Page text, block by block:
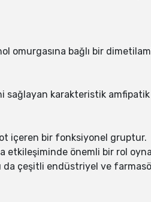
omurgasına bağlı bir
sağlayan karakteristik
içeren bir fonksiyonel gruptur.
etkileşiminde önemli bir rol
da çeşitli endüstriyel ve